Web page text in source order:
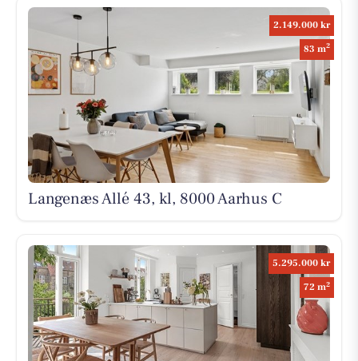
2.149.000 kr
83 m2
Langenæs Allé 43, kl, 8000 Aarhus C
5.295.000 kr
72 m2